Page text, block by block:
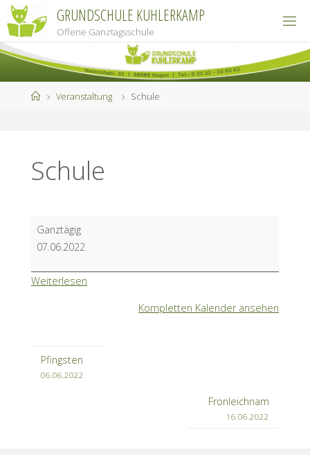
Zum
Inhalt
springen
GRUNDSCHULE KUHLERKAMP
Offene Ganztagsschule
StartVeranstaltung Schule
Schule
Schule
Ganztägig
07.06.2022
Weiterlesen
Kompletten Kalender ansehen
Pfingsten
06.06.2022
Fronleichnam
16.06.2022